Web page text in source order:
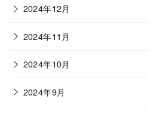
2024年12月
2024年11月
2024年10月
2024年9月